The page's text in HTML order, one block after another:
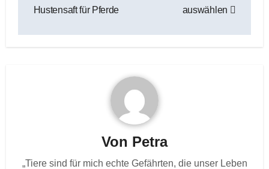
Hustensaft für Pferde
auswählen
Von Petra
„Tiere sind für mich echte Gefährten, die unser Leben